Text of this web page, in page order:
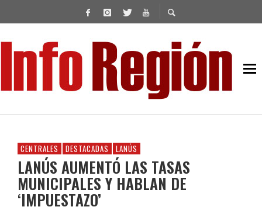
CENTRALES DESTACADAS LANÚS
LANÚS AUMENTÓ LAS TASAS
MUNICIPALES Y HABLAN DE
‘IMPUESTAZO’